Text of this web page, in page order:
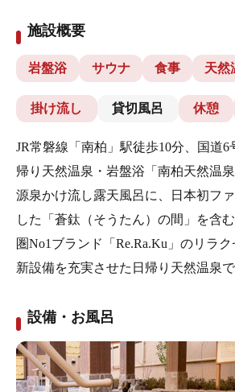
施設概要
岩盤浴 サウナ 食事 天然
掛け流し 貸切風呂 休憩
JR常磐線「南柏」駅徒歩10分、国道6
帰り天然温泉・岩盤浴「南柏天然温
源泉かけ流し露天風呂に、日本初フ
した「蒼鈦（そうたん）の間」を含
圏No1ブランド「Re.Ra.Ku」のリラ
新設備を充実させた日帰り天然温泉で
設備・お風呂